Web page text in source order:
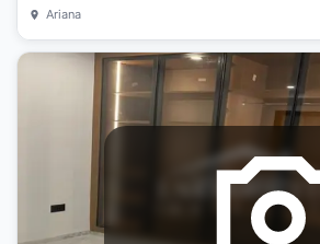
Ariana